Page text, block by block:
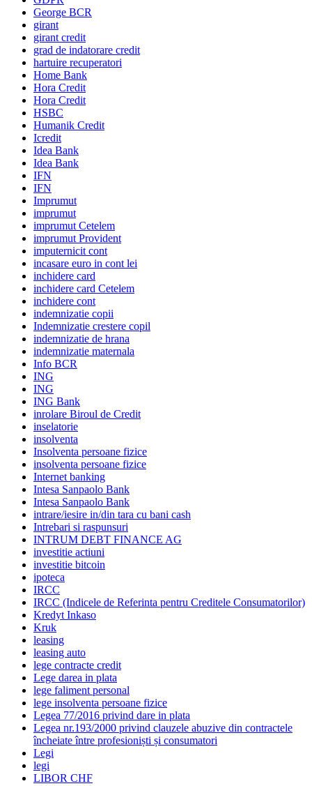
George BCR
girant
girant credit
grad de indatorare credit
hartuire recuperatori
Home Bank
Hora Credit
Hora Credit
HSBC
Humanik Credit
Icredit
Idea Bank
Idea Bank
IFN
IFN
Imprumut
imprumut
imprumut Cetelem
imprumut Provident
imputernicit cont
incasare euro in cont lei
inchidere card
inchidere card Cetelem
inchidere cont
indemnizatie copii
Indemnizatie crestere copil
indemnizatie de hrana
indemnizatie maternala
Info BCR
ING
ING
ING Bank
inrolare Biroul de Credit
inselatorie
insolventa
Insolventa persoane fizice
insolventa persoane fizice
Internet banking
Intesa Sanpaolo Bank
Intesa Sanpaolo Bank
intrare/iesire in/din tara cu bani cash
Intrebari si raspunsuri
INTRUM DEBT FINANCE AG
investitie actiuni
investitie bitcoin
ipoteca
IRCC
IRCC (Indicele de Referinta pentru Creditele Consumatorilor)
Kredyt Inkaso
Kruk
leasing
leasing auto
lege contracte credit
Lege darea in plata
lege faliment personal
lege insolventa persoane fizice
Legea 77/2016 privind dare in plata
Legea nr.193/2000 privind clauzele abuzive din contractele
încheiate între profesioniști și consumatori
Legi
legi
LIBOR CHF